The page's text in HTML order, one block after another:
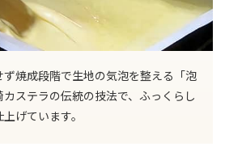
焼成段階で生地の気泡を整える「泡
ステラの伝統の技法で、ふっくらし
げています。